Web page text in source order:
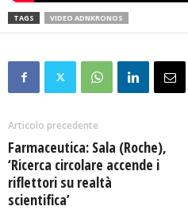
TAGS VIDEO ADNKRONOS
Articolo precedente
Farmaceutica: Sala (Roche),
‘Ricerca circolare accende i
riflettori su realtà
scientifica’